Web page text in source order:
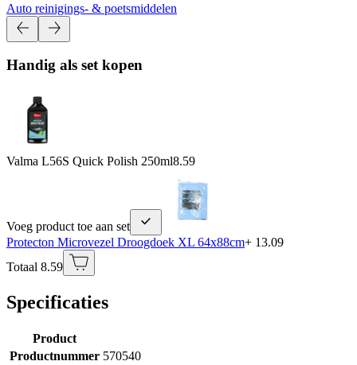
Auto reinigings- & poetsmiddelen
Handig als set kopen
Valma L56S Quick Polish 250ml8.59
Voeg product toe aan set
Protecton Microvezel Droogdoek XL 64x88cm+ 13.09
Totaal 8.59
Specificaties
Product
Productnummer 570540